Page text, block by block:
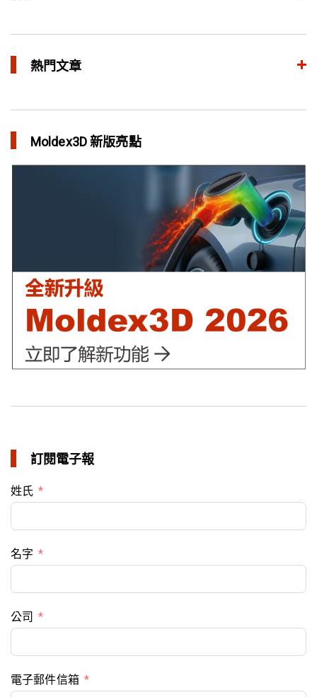
熱門文章
異型水路可行性驗證 縮短USB外殼生產週期
Moldex3D 新版亮點
訂閱電子報
姓氏
名字
公司
電子郵件信箱